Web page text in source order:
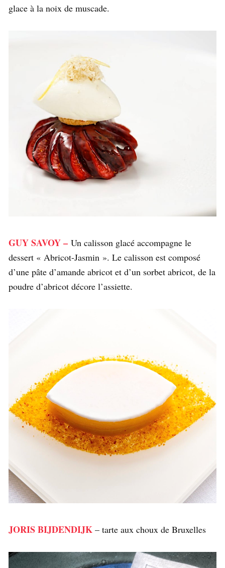
glace à la noix de muscade.
GUY SAVOY – Un calisson glacé accompagne le
dessert « Abricot-Jasmin ». Le calisson est composé
d’une pâte d’amande abricot et d’un sorbet abricot, de la
poudre d’abricot décore l’assiette.
JORIS BIJDENDIJK – tarte aux choux de Bruxelles